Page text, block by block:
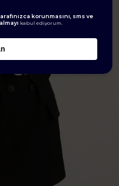
korunmasını, sms ve
kabul ediyorum.